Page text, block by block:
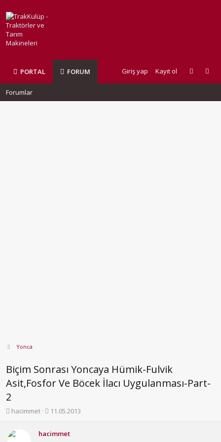
PORTAL FORUM Giriş yap Kayıt ol
Forumlar
Yonca
Biçim Sonrası Yoncaya Hümik-Fulvik
Asit,Fosfor Ve Böcek İlacı Uygulanması-Part-
2
K
b
hacimmet
B
l
11.05.2013
hacimmet